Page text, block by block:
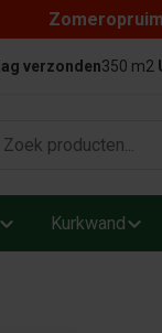
verzonden350 m2
Kurkwand